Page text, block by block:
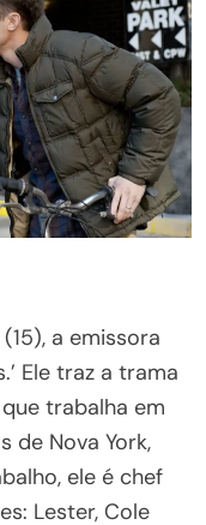
a emissora
Ele traz a trama
trabalha em
de Nova York,
ele é chef
Lester, Cole